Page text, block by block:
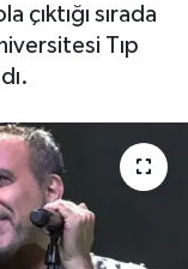
çıktığı sırada
Tıp